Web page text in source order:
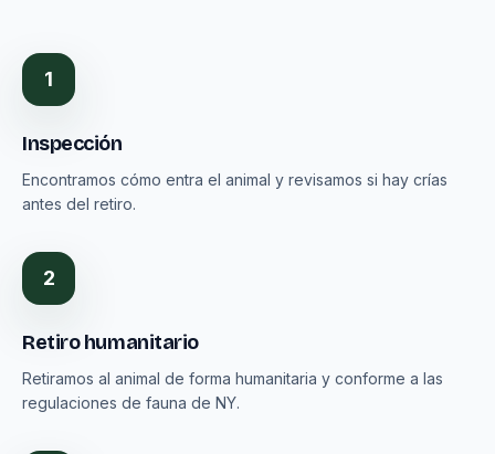
1
Inspección
Encontramos cómo entra el animal y revisamos si hay crías
antes del retiro.
2
Retiro humanitario
Retiramos al animal de forma humanitaria y conforme a las
regulaciones de fauna de NY.